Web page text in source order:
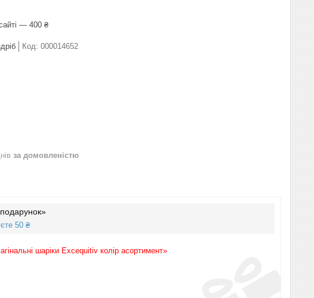
— 400 ₴
Код: 000014652
за домовленістю
50 ₴
шаріки Excequitiv колір асортимент»